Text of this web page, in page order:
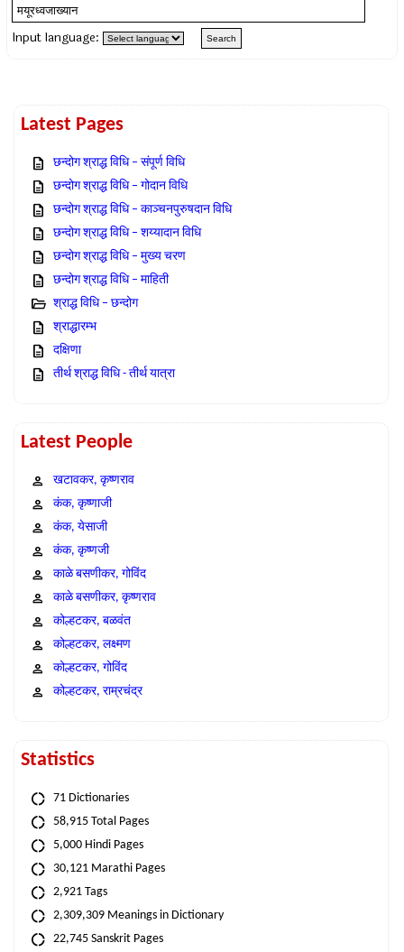
Input language:
Latest Pages
छन्दोग श्राद्ध विधि – संपूर्ण विधि
छन्दोग श्राद्ध विधि – गोदान विधि
छन्दोग श्राद्ध विधि – काञ्चनपुरुषदान विधि
छन्दोग श्राद्ध विधि – शय्यादान विधि
छन्दोग श्राद्ध विधि – मुख्य चरण
छन्दोग श्राद्ध विधि – माहिती
श्राद्ध विधि – छन्दोग
श्राद्धारम्भ
दक्षिणा
तीर्थ श्राद्ध विधि - तीर्थ यात्रा
Latest People
खटावकर, कृष्णराव
कंक, कृष्णाजी
कंक, येसाजी
कंक, कृष्णजी
काळे बसणीकर, गोविंद
काळे बसणीकर, कृष्णराव
कोल्हटकर, बळवंत
कोल्हटकर, लक्ष्मण
कोल्हटकर, गोविंद
कोल्हटकर, राम्रचंद्र
Statistics
71 Dictionaries
58,915 Total Pages
5,000 Hindi Pages
30,121 Marathi Pages
2,921 Tags
2,309,309 Meanings in Dictionary
22,745 Sanskrit Pages